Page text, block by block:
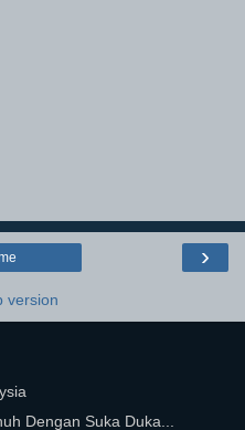
›
version
Dengan Suka Duka...